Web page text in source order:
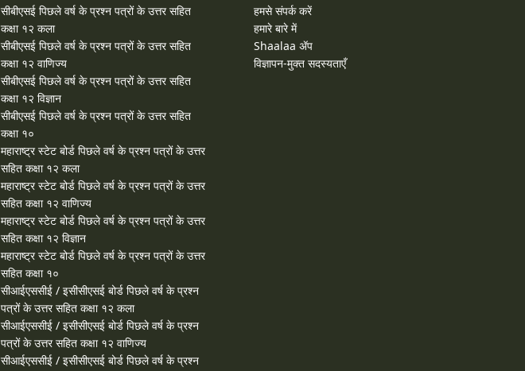
सीबीएसई पिछले वर्ष के प्रश्न पत्रों के उत्तर सहित
कक्षा १२ कला
सीबीएसई पिछले वर्ष के प्रश्न पत्रों के उत्तर सहित
कक्षा १२ वाणिज्य
सीबीएसई पिछले वर्ष के प्रश्न पत्रों के उत्तर सहित
कक्षा १२ विज्ञान
सीबीएसई पिछले वर्ष के प्रश्न पत्रों के उत्तर सहित
कक्षा १०
महाराष्ट्र स्टेट बोर्ड पिछले वर्ष के प्रश्न पत्रों के उत्तर
सहित कक्षा १२ कला
महाराष्ट्र स्टेट बोर्ड पिछले वर्ष के प्रश्न पत्रों के उत्तर
सहित कक्षा १२ वाणिज्य
महाराष्ट्र स्टेट बोर्ड पिछले वर्ष के प्रश्न पत्रों के उत्तर
सहित कक्षा १२ विज्ञान
महाराष्ट्र स्टेट बोर्ड पिछले वर्ष के प्रश्न पत्रों के उत्तर
सहित कक्षा १०
सीआईएससीई / इसीसीएसई बोर्ड पिछले वर्ष के प्रश्न
पत्रों के उत्तर सहित कक्षा १२ कला
सीआईएससीई / इसीसीएसई बोर्ड पिछले वर्ष के प्रश्न
पत्रों के उत्तर सहित कक्षा १२ वाणिज्य
सीआईएससीई / इसीसीएसई बोर्ड पिछले वर्ष के प्रश्न
हमसे संपर्क करें
हमारे बारे में
Shaalaa ॲप
विज्ञापन-मुक्त सदस्यताएँ